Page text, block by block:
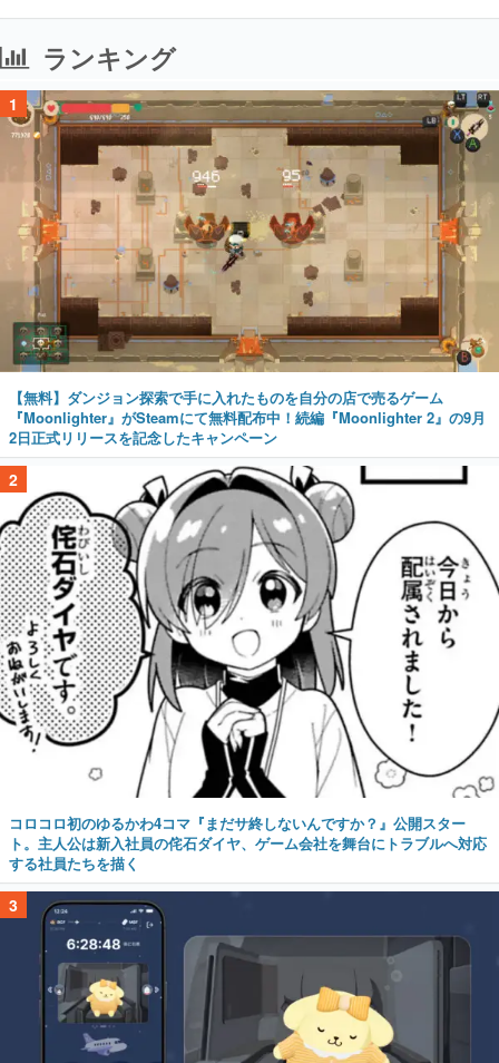
ランキング
1
【無料】ダンジョン探索で手に入れたものを自分の店で売るゲーム
『Moonlighter』がSteamにて無料配布中！続編『Moonlighter 2』の9月
2日正式リリースを記念したキャンペーン
2
コロコロ初のゆるかわ4コマ『まだサ終しないんですか？』公開スター
ト。主人公は新入社員の侘石ダイヤ、ゲーム会社を舞台にトラブルへ対応
する社員たちを描く
3